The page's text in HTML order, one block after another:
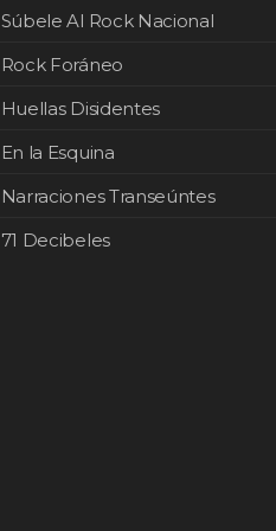
Súbele Al Rock Nacional
Rock Foráneo
Huellas Disidentes
En la Esquina
Narraciones Transeúntes
71 Decibeles